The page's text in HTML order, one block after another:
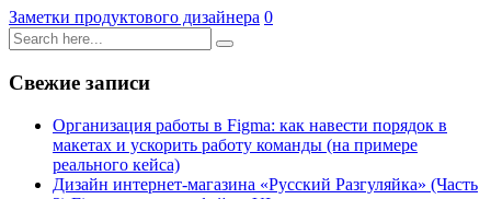
Заметки продуктового дизайнера 0
Свежие записи
Организация работы в Figma: как навести порядок в
макетах и ускорить работу команды (на примере
реального кейса)
Дизайн интернет-магазина «Русский Разгуляйка» (Часть